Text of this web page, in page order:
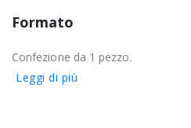
Formato
Confezione da 1 pezzo.
Leggi di più